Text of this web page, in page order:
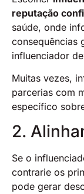
reputação
saúde, onde
consequências
influenciador
Muitas vezes,
parcerias com
específico
2.
Se o
contrarie os
pode gerar